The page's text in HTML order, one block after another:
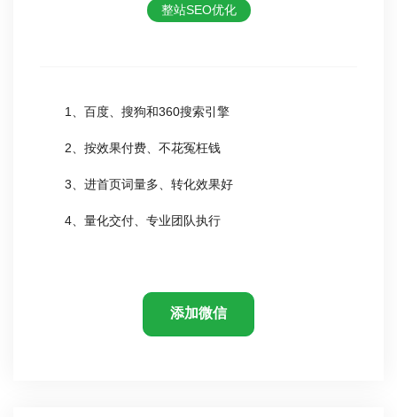
整站SEO优化
1、百度、搜狗和360搜索引擎
2、按效果付费、不花冤枉钱
3、进首页词量多、转化效果好
4、量化交付、专业团队执行
添加微信